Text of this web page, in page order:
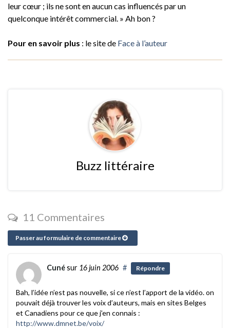
leur cœur ; ils ne sont en aucun cas influencés par un
quelconque intérêt commercial. » Ah bon ?
Pour en savoir plus : le site de Face à l’auteur
Buzz littéraire
11 Commentaires
Passer au formulaire de commentaire
Cunésur 16 juin 2006 # Répondre
Bah, l’idée n’est pas nouvelle, si ce n’est l’apport de la vidéo. on
pouvait déjà trouver les voix d’auteurs, mais en sites Belges
et Canadiens pour ce que j’en connais :
http://www.dmnet.be/voix/